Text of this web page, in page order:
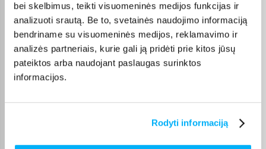
bei skelbimus, teikti visuomeninės medijos funkcijas ir
analizuoti srautą. Be to, svetainės naudojimo informaciją
bendriname su visuomeninės medijos, reklamavimo ir
analizės partneriais, kurie gali ją pridėti prie kitos jūsų
pateiktos arba naudojant paslaugas surinktos
informacijos.
Rodyti informaciją
internetu patogiai. Pasirinktą prekę pristatysime per jos
aprašyme nurodytą terminą.
DUK
barzdos priemonės kategorijoje esantys